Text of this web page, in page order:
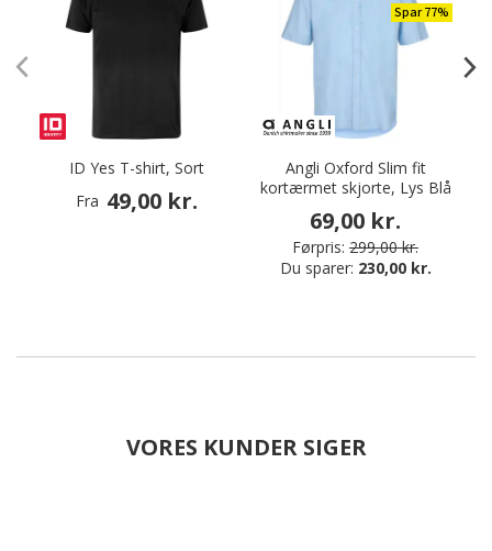
ID Yes T-shirt, Sort
Fra 49,00 kr.
Spar 77%
Angli Oxford Slim fit
kortærmet skjorte, Lys Blå
69,00 kr.
Førpris: 299,00 kr.
Du sparer: 230,00 kr.
VORES KUNDER SIGER